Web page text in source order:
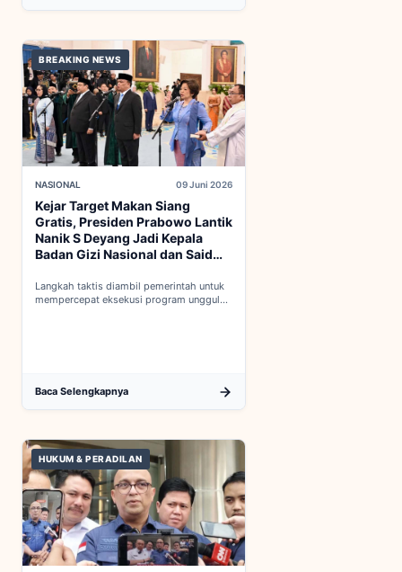
BREAKING NEWS
NASIONAL 09 Juni 2026
Kejar Target Makan Siang
Gratis, Presiden Prabowo Lantik
Nanik S Deyang Jadi Kepala
Badan Gizi Nasional dan Said
Langkah taktis diambil pemerintah untuk
mempercepat eksekusi program unggulan
Baca Selengkapnya
HUKUM & PERADILAN